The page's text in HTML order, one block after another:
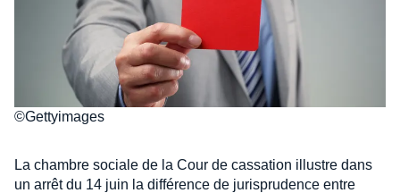
©Gettyimages
La chambre sociale de la Cour de cassation illustre dans
un arrêt du 14 juin la différence de jurisprudence entre